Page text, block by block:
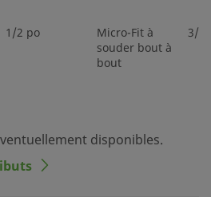
1/2 po
Micro-Fit à
souder bout à
bout
3/8
disponibles.